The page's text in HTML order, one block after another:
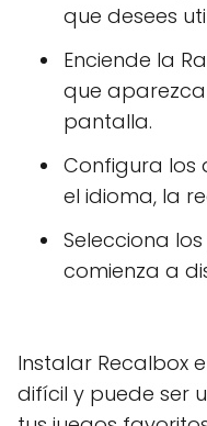
que desees
Enciende la
que aparezca
pantalla.
Configura los
el idioma, la
Selecciona
comienza a
Instalar Recalbox
difícil y puede ser